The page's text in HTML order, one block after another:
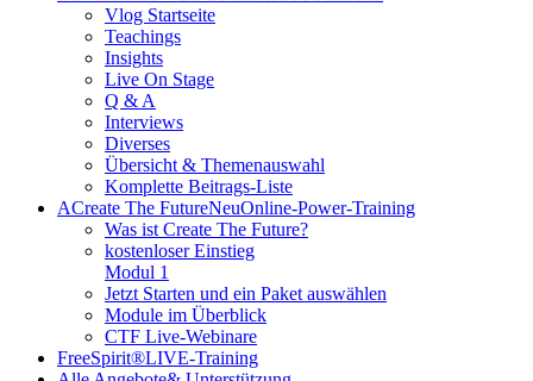
Vlog Startseite
Teachings
Insights
Live On Stage
Q & A
Interviews
Diverses
Übersicht & Themenauswahl
Komplette Beitrags-Liste
ACreate The FutureNeuOnline-Power-Training
Was ist Create The Future?
kostenloser Einstieg
Modul 1
Jetzt Starten und ein Paket auswählen
Module im Überblick
CTF Live-Webinare
FreeSpirit®LIVE-Training